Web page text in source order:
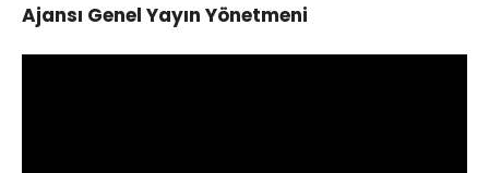
Ajansı Genel Yayın Yönetmeni